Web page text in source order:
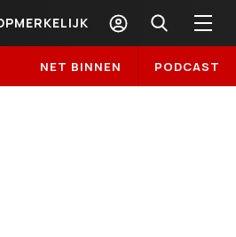
NET BINNEN PODCAST